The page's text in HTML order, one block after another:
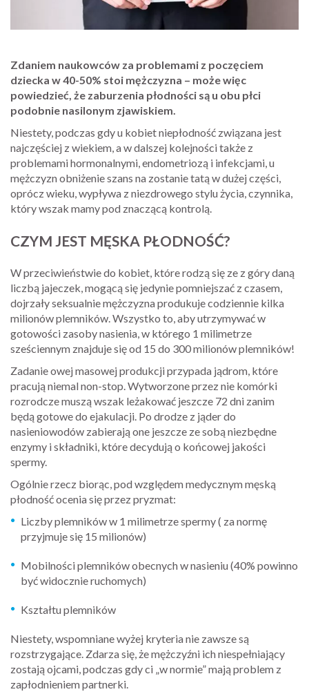
Zdaniem naukowców za problemami z poczęciem
dziecka w 40-50% stoi mężczyzna – może więc
powiedzieć, że zaburzenia płodności są u obu płci
podobnie nasilonym zjawiskiem.
Niestety, podczas gdy u kobiet niepłodność związana jest
najczęściej z wiekiem, a w dalszej kolejności także z
problemami hormonalnymi, endometriozą i infekcjami, u
mężczyzn obniżenie szans na zostanie tatą w dużej części,
oprócz wieku, wypływa z niezdrowego stylu życia, czynnika,
który wszak mamy pod znaczącą kontrolą.
CZYM JEST MĘSKA PŁODNOŚĆ?
W przeciwieństwie do kobiet, które rodzą się ze z góry daną
liczbą jajeczek, mogącą się jedynie pomniejszać z czasem,
dojrzały seksualnie mężczyzna produkuje codziennie kilka
milionów plemników. Wszystko to, aby utrzymywać w
gotowości zasoby nasienia, w którego 1 milimetrze
sześciennym znajduje się od 15 do 300 milionów plemników!
Zadanie owej masowej produkcji przypada jądrom, które
pracują niemal non-stop. Wytworzone przez nie komórki
rozrodcze muszą wszak leżakować jeszcze 72 dni zanim
będą gotowe do ejakulacji. Po drodze z jąder do
nasieniowodów zabierają one jeszcze ze sobą niezbędne
enzymy i składniki, które decydują o końcowej jakości
spermy.
Ogólnie rzecz biorąc, pod względem medycznym męską
płodność ocenia się przez pryzmat:
Liczby plemników w 1 milimetrze spermy ( za normę
przyjmuje się 15 milionów)
Mobilności plemników obecnych w nasieniu (40% powinno
być widocznie ruchomych)
Kształtu plemników
Niestety, wspomniane wyżej kryteria nie zawsze są
rozstrzygające. Zdarza się, że mężczyźni ich niespełniający
zostają ojcami, podczas gdy ci „w normie” mają problem z
zapłodnieniem partnerki.